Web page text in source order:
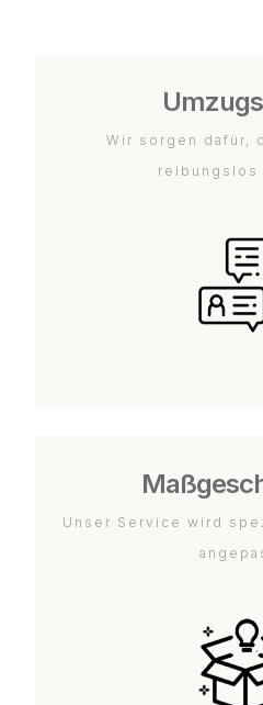
Wir sorgen dafür,
reibungslos
Unser Service wird